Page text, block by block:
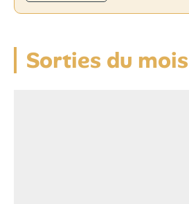
Sorties du mois